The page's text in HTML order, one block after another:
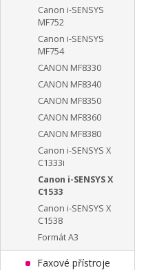
Canon i-SENSYS
MF752
Canon i-SENSYS
MF754
CANON MF8330
CANON MF8340
CANON MF8350
CANON MF8360
CANON MF8380
Canon i-SENSYS X
C1333i
Canon i-SENSYS X
C1533
Canon i-SENSYS X
C1538
Formát A3
Faxové přístroje